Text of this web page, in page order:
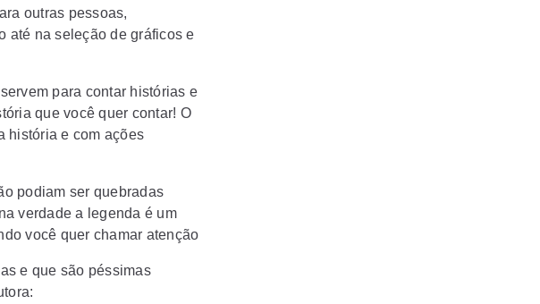
outras pessoas,
até na seleção de gráficos e
para contar histórias e
que você quer contar! O
história e com ações
podiam ser quebradas
verdade a legenda é um
você quer chamar atenção
e que são péssimas